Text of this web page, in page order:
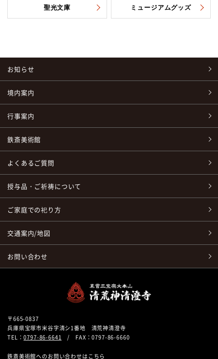
聖光文庫 ミュージアムグッズ
お知らせ
境内案内
行事案内
鉄斎美術館
よくあるご質問
授与品・ご祈祷について
ご家庭での祀り方
交通案内/地図
お問い合わせ
〒665-0837
兵庫県宝塚市米谷字清シ1番地 清荒神清澄寺
TEL：0797-86-6641 / FAX：0797-86-6660
鉄斎美術館へのお問い合わせはこちら